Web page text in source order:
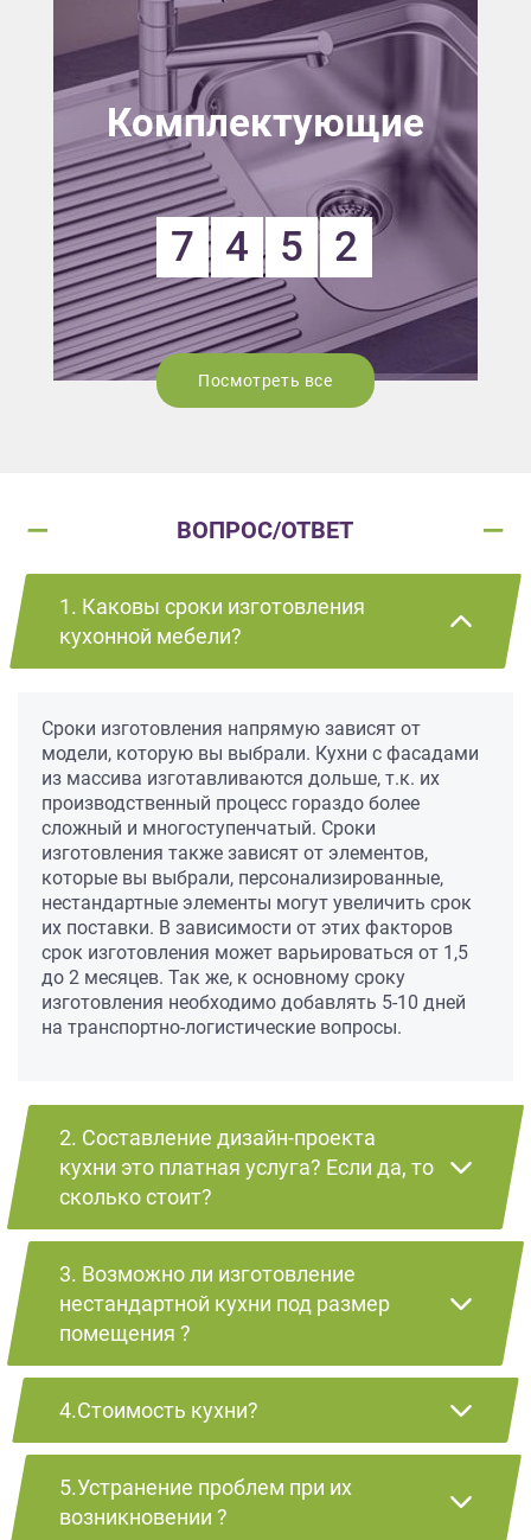
Комплектующие
7 4 5 2
Посмотреть все
ВОПРОС/ОТВЕТ
1. Каковы сроки изготовления
кухонной мебели?
Сроки изготовления напрямую зависят от
модели, которую вы выбрали. Кухни с фасадами
из массива изготавливаются дольше, т.к. их
производственный процесс гораздо более
сложный и многоступенчатый. Сроки
изготовления также зависят от элементов,
которые вы выбрали, персонализированные,
нестандартные элементы могут увеличить срок
их поставки. В зависимости от этих факторов
срок изготовления может варьироваться от 1,5
до 2 месяцев. Так же, к основному сроку
изготовления необходимо добавлять 5-10 дней
на транспортно-логистические вопросы.
2. Составление дизайн-проекта
кухни это платная услуга? Если да, то
сколько стоит?
3. Возможно ли изготовление
нестандартной кухни под размер
помещения ?
4.Стоимость кухни?
5.Устранение проблем при их
возникновении ?